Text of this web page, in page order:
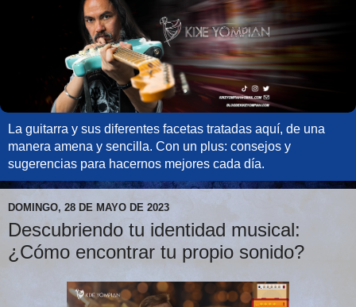
La guitarra y sus diferentes facetas tratadas aquí, de una
manera amena y sencilla. Con un plus: consejos y
sugerencias para hacernos mejores cada día.
DOMINGO, 28 DE MAYO DE 2023
Descubriendo tu identidad musical:
¿Cómo encontrar tu propio sonido?